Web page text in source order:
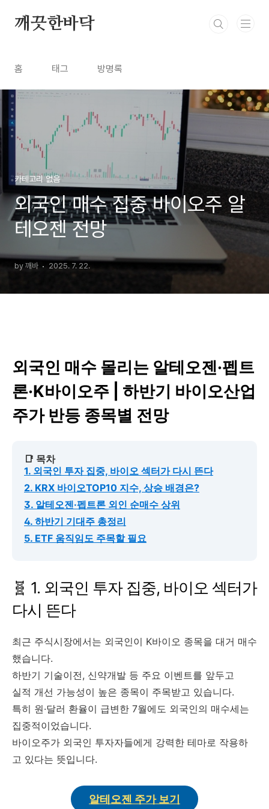
깨끗한바닥
홈 태그 방명록
카테고리 없음
외국인 매수 집중 바이오주 알
테오젠 전망
by 깨바 2025. 7. 22.
외국인 매수 몰리는 알테오젠·펩트
론·K바이오주 | 하반기 바이오산업
주가 반등 종목별 전망
📑 목차
1. 외국인 투자 집중, 바이오 섹터가 다시 뜬다
2. KRX 바이오TOP10 지수, 상승 배경은?
3. 알테오젠·펩트론 외인 순매수 상위
4. 하반기 기대주 총정리
5. ETF 움직임도 주목할 필요
1. 외국인 투자 집중, 바이오 섹터가
다시 뜬다
최근 주식시장에서는 외국인이 K바이오 종목을 대거 매수
했습니다.
하반기 기술이전, 신약개발 등 주요 이벤트를 앞두고
실적 개선 가능성이 높은 종목이 주목받고 있습니다.
특히 원·달러 환율이 급변한 7월에도 외국인의 매수세는
집중적이었습니다.
바이오주가 외국인 투자자들에게 강력한 테마로 작용하
고 있다는 뜻입니다.
알테오젠 주가 보기